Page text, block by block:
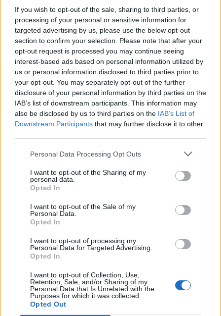
If you wish to opt-out of the sale, sharing to third parties, or
processing of your personal or sensitive information for
targeted advertising by us, please use the below opt-out
section to confirm your selection. Please note that after your
opt-out request is processed you may continue seeing
interest-based ads based on personal information utilized by
us or personal information disclosed to third parties prior to
your opt-out. You may separately opt-out of the further
disclosure of your personal information by third parties on the
IAB’s list of downstream participants. This information may
also be disclosed by us to third parties on the IAB’s List of
Downstream Participants that may further disclose it to other
Personal Data Processing Opt Outs
I want to opt-out of the Sharing of my
personal data.
Opted In
I want to opt-out of the Sale of my
Personal Data.
Opted In
I want to opt-out of processing my
Personal Data for Targeted Advertising.
Opted In
I want to opt-out of Collection, Use,
Retention, Sale, and/or Sharing of my
Personal Data that Is Unrelated with the
Purposes for which it was collected.
Opted Out
Επιπλέον, υπάρχει αδιαφορία συμμετοχής νέων
επαγγελμάτων υγείας για εργασία στο ΕΣΥ, το
ΕΚΑΒ και την Πρόνοια. Κύρια αιτία γι’ αυτό είναι
οι χαμηλές αμοιβές και οι δυσμενείς συνθήκες
εργασίας.
Γιατροί και εργαζόμενοι στα νοσοκομεία ζητούν
την άμεση απόσυρση του νομοσχεδίου.
Διεκδικούν επίσης, μεταξύ άλλων, προσλήψεις
προσωπικού, αύξηση των μισθών, μονιμοποίηση
των επικουρικών και συμβασιούχων και ένταξη
στα βαρέα και ανθυγιεινά επαγγέλματα (ΒΑΕ).
Φωτογραφία: iStock
Facebook